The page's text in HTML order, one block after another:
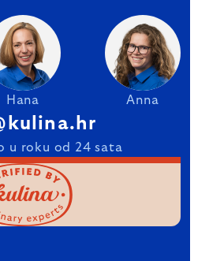
Hana Anna
u roku od 24 sata